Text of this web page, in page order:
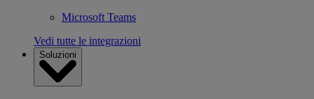
Microsoft Teams
Vedi tutte le integrazioni
Soluzioni